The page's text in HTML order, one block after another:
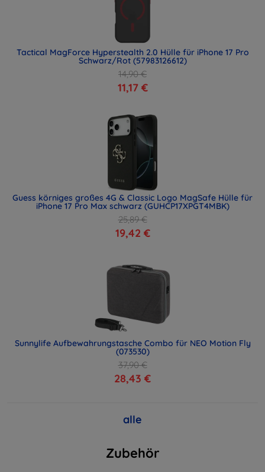
Tactical MagForce Hyperstealth 2.0 Hülle für iPhone 17 Pro
Schwarz/Rot (57983126612)
14,90 €
11,17 €
Guess körniges großes 4G & Classic Logo MagSafe Hülle für
iPhone 17 Pro Max schwarz (GUHCP17XPGT4MBK)
25,89 €
19,42 €
Sunnylife Aufbewahrungstasche Combo für NEO Motion Fly
(073530)
37,90 €
28,43 €
alle
Zubehör